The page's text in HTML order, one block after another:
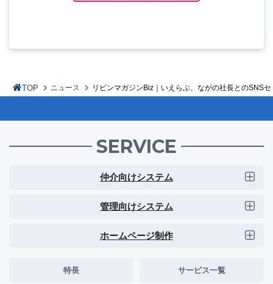
TOP ニュース リビンマガジンBiz｜いえらぶ、ながの社長とのSNS
SERVICE
仲介向けシステム
管理向けシステム
ホームページ制作
特長 サービス一覧